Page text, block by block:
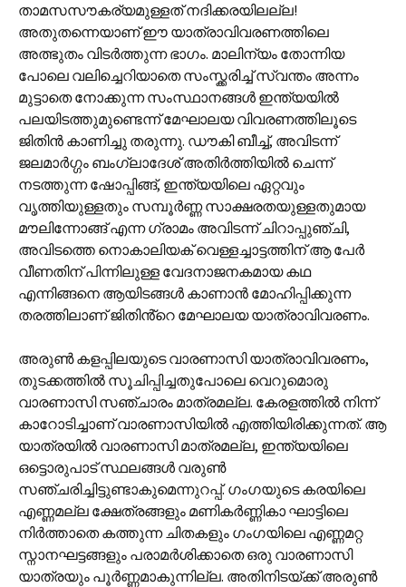
താമസസൗകര്യമുള്ളത് നദിക്കരയിലല്ല!
അതുതന്നെയാണ് ഈ യാത്രാവിവരണത്തിലെ
അത്ഭുതം വിടർത്തുന്ന ഭാഗം. മാലിന്യം തോന്നിയ
പോലെ വലിച്ചെറിയാതെ സംസ്ക്കരിച്ച് സ്വന്തം അന്നം
മുട്ടാതെ നോക്കുന്ന സംസ്ഥാനങ്ങൾ ഇന്ത്യയിൽ
പലയിടത്തുമുണ്ടെന്ന് മേഘാലയ വിവരണത്തിലൂടെ
ജിതിൻ കാണിച്ചു തരുന്നു. ഡൗകി ബീച്ച്, അവിടന്ന്
ജലമാർഗ്ഗം ബംഗ്ലാദേശ് അതിർത്തിയിൽ ചെന്ന്
നടത്തുന്ന ഷോപ്പിങ്ങ്, ഇന്ത്യയിലെ ഏറ്റവും
വൃത്തിയുള്ളതും സമ്പൂർണ്ണ സാക്ഷരതയുള്ളതുമായ
മൗലിന്നോങ്ങ് എന്ന ഗ്രാമം അവിടന്ന് ചിറാപ്പുഞ്ചി,
അവിടത്തെ നൊകാലിയക് വെള്ളച്ചാട്ടത്തിന് ആ പേർ
വീണതിന് പിന്നിലുള്ള വേദനാജനകമായ കഥ
എന്നിങ്ങനെ ആയിടങ്ങൾ കാണാൻ മോഹിപ്പിക്കുന്ന
തരത്തിലാണ് ജിതിൻ്റെ മേഘാലയ യാത്രാവിവരണം.
അരുൺ കളപ്പിലയുടെ വാരണാസി യാത്രാവിവരണം,
തുടക്കത്തിൽ സൂചിപ്പിച്ചതുപോലെ വെറുമൊരു
വാരണാസി സഞ്ചാരം മാത്രമല്ല. കേരളത്തിൽ നിന്ന്
കാറോടിച്ചാണ് വാരണാസിയിൽ എത്തിയിരിക്കുന്നത്. ആ
യാത്രയിൽ വാരണാസി മാത്രമല്ല, ഇന്ത്യയിലെ
ഒട്ടൊരുപാട് സ്ഥലങ്ങൾ വരുൺ
സഞ്ചരിച്ചിട്ടുണ്ടാകുമെന്നുറപ്പ്. ഗംഗയുടെ കരയിലെ
എണ്ണമല്ല ക്ഷേത്രങ്ങളും മണികർണ്ണികാ ഘാട്ടിലെ
നിർത്താതെ കത്തുന്ന ചിതകളും ഗംഗയിലെ എണ്ണമറ്റ
സ്നാനഘട്ടങ്ങളും പരാമർശിക്കാതെ ഒരു വാരണാസി
യാത്രയും പൂർണ്ണമാകുന്നില്ല. അതിനിടയ്ക്ക് അരുൺ